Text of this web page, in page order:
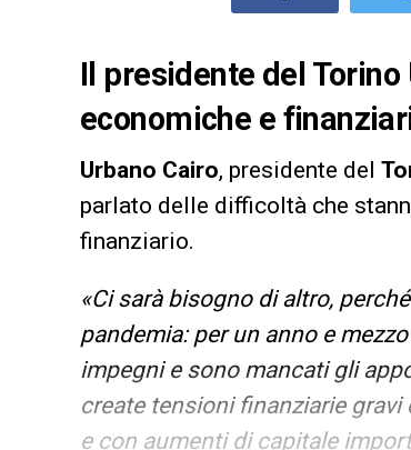
Il presidente del
economiche e
Urbano Cairo, presidente del
parlato delle difficoltà che
finanziario.
«Ci sarà bisogno di altro,
pandemia: per un anno e
impegni e sono mancati gli
create tensioni finanziarie
e con aumenti di capitale